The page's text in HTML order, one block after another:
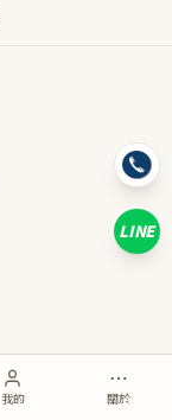
我的 關於
LINE